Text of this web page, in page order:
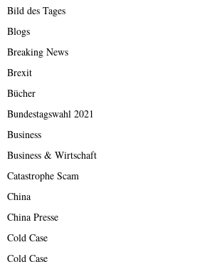
Bild des Tages
Blogs
Breaking News
Brexit
Bücher
Bundestagswahl 2021
Business
Business & Wirtschaft
Catastrophe Scam
China
China Presse
Cold Case
Cold Case